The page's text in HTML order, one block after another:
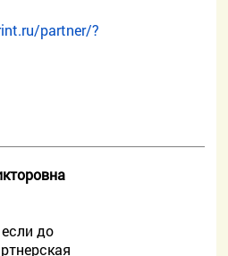
partner/?
до